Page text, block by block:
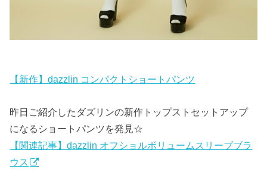
【新作】dazzlin コンパクトショートパンツ
昨日ご紹介したダズリンの新作トップストセットアップ
になるショートパンツを発見☆
【関連記事】dazzlin オフショルボリュームスリーブブラ
ウス